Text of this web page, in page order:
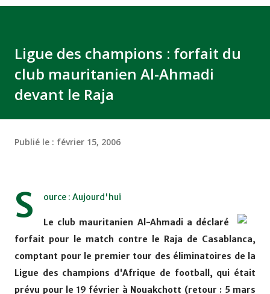
Ligue des champions : forfait du
club mauritanien Al-Ahmadi
devant le Raja
Publié le : février 15, 2006
S ource : Aujourd'hui
Le club mauritanien Al-Ahmadi a déclaré
forfait pour le match contre le Raja de Casablanca,
comptant pour le premier tour des éliminatoires de la
Ligue des champions d'Afrique de football, qui était
prévu pour le 19 février à Nouakchott (retour : 5 mars